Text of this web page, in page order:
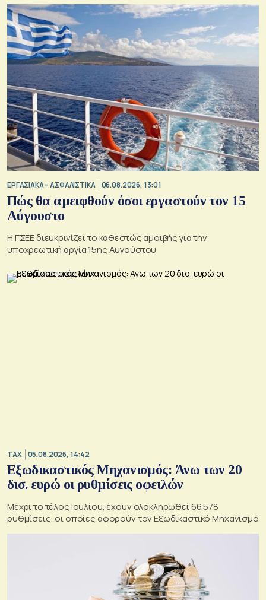
ΕΡΓΑΣΙΑΚΑ – ΑΣΦΑΛΙΣΤΙΚΑ 06.08.2026, 13:01
Πώς θα αμειφθούν όσοι εργαστούν τον 15
Αύγουστο
Η ΓΣΕΕ διευκρινίζει το καθεστώς αμοιβής για την
υποχρεωτική αργία 15ης Αυγούστου
TAX 05.08.2026, 14:42
Εξωδικαστικός Μηχανισμός: Άνω των 20
δισ. ευρώ οι ρυθμίσεις οφειλών
Μέχρι το τέλος Ιουλίου, έχουν ολοκληρωθεί 66.578
ρυθμίσεις, οι οποίες αφορούν τον Εξωδικαστικό Μηχανισμό